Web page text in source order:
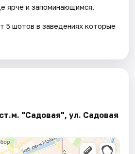
ярче и запоминающимся.
5 шотов в заведениях которые
"Садовая", ул. Садовая